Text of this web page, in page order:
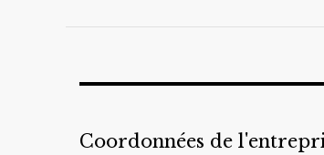
Coordonnées de